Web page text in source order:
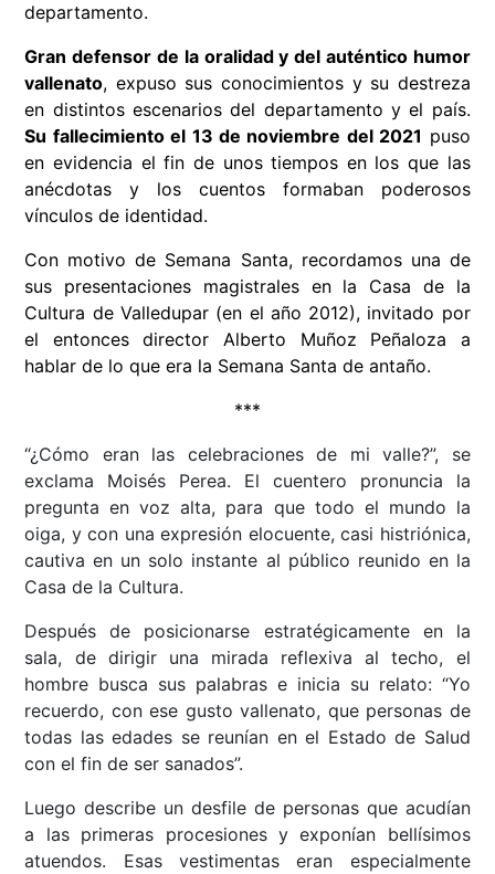
departamento.
Gran defensor de la oralidad y del auténtico humor
vallenato, expuso sus conocimientos y su destreza
en distintos escenarios del departamento y el país.
Su fallecimiento el 13 de noviembre del 2021 puso
en evidencia el fin de unos tiempos en los que las
anécdotas y los cuentos formaban poderosos
vínculos de identidad.
Con motivo de Semana Santa, recordamos una de
sus presentaciones magistrales en la Casa de la
Cultura de Valledupar (en el año 2012), invitado por
el entonces director Alberto Muñoz Peñaloza a
hablar de lo que era la Semana Santa de antaño.
***
“¿Cómo eran las celebraciones de mi valle?”, se
exclama Moisés Perea. El cuentero pronuncia la
pregunta en voz alta, para que todo el mundo la
oiga, y con una expresión elocuente, casi histriónica,
cautiva en un solo instante al público reunido en la
Casa de la Cultura.
Después de posicionarse estratégicamente en la
sala, de dirigir una mirada reflexiva al techo, el
hombre busca sus palabras e inicia su relato: “Yo
recuerdo, con ese gusto vallenato, que personas de
todas las edades se reunían en el Estado de Salud
con el fin de ser sanados”.
Luego describe un desfile de personas que acudían
a las primeras procesiones y exponían bellísimos
atuendos. Esas vestimentas eran especialmente